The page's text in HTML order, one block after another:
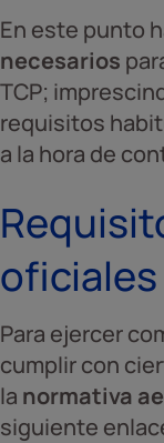
En este punto
necesarios
TCP;
requisitos
a la hora de
oficiales
Para ejercer
cumplir con
la normativa
siguiente